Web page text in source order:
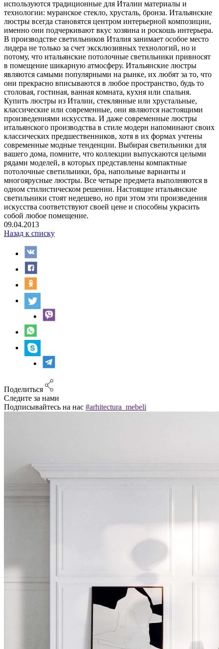
используются традиционные для Италии материалы и
технологии: муранское стекло, хрусталь, бронза. Итальянские
люстры всегда становятся центром интерьерной композиции,
именно они подчеркивают вкус хозяина и роскошь интерьера.
В производстве светильников Италия занимает особое место
лидера не только за счет эксклюзивных технологий, но и
потому, что итальянские потолочные светильники привносят
в помещение шикарную атмосферу. Итальянские люстры
являются самыми популярными на рынке, их любят за то, что
они прекрасно вписываются в любое пространство, будь то
столовая, гостиная, ванная комната, кухня или спальня.
Купить люстры из Италии, стеклянные или хрустальные,
классические или современные, они являются настоящими
произведениями искусства. И даже современные люстры
итальянского производства в стиле модерн напоминают своих
классических предшественников, хотя в их формах учтены
современные модные тенденции. Выбирая светильники для
вашего дома, помните, что коллекции выпускаются целыми
рядами моделей, в которых представлены компактные
потолочные светильники, бра, напольные варианты и
многоярусные люстры. Все четыре предмета выполняются в
одном стилистическом решении. Настоящие итальянские
светильники стоят недешево, но при этом эти произведения
искусства соответствуют своей цене и способны украсить
собой любое помещение.
09.04.2013
Назад к списку
Поделиться
Следите за нами
Подписывайтесь на нас #arhitectura_mebeli